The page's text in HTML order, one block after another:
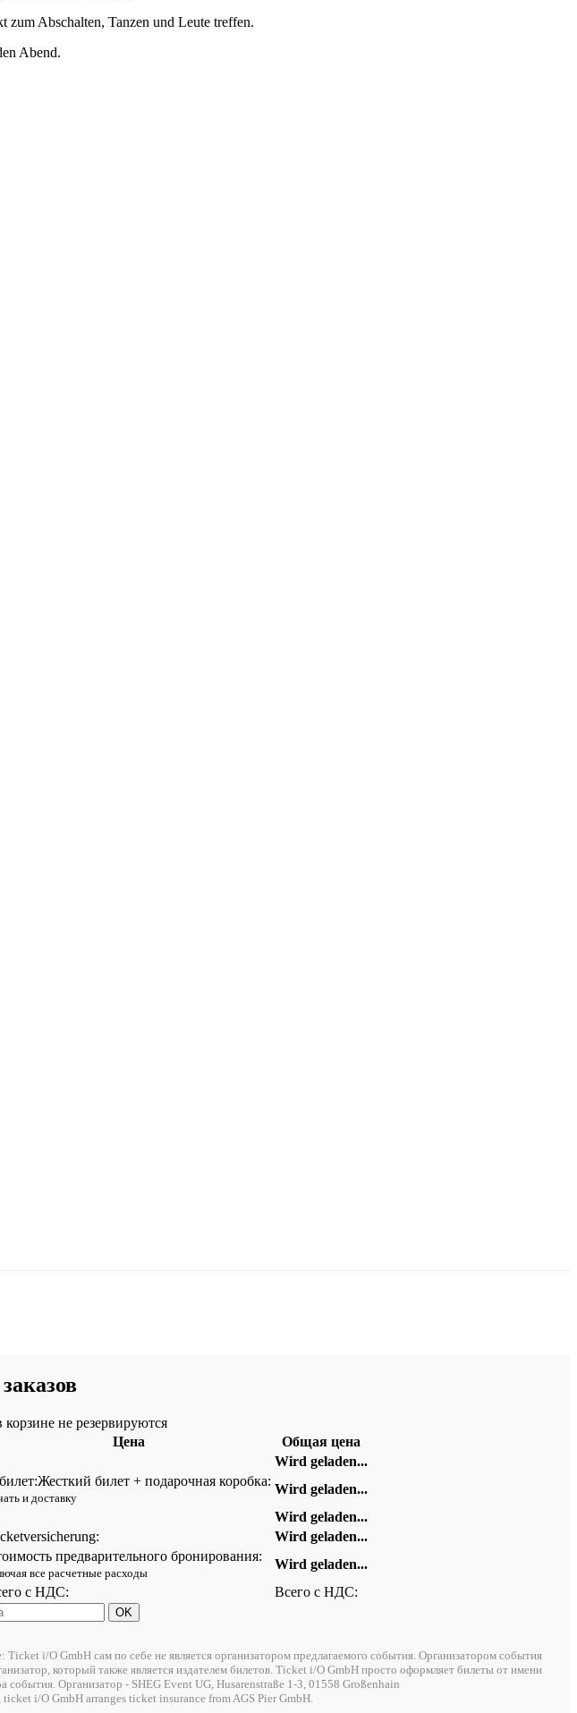
zum Abschalten, Tanzen und Leute treffen.
Abend.
не резервируются
Цена
Общая цена
Wird geladen...
Жесткий билет + подарочная коробка:
и доставку
Wird geladen...
Wird geladen...
Wird geladen...
предварительного бронирования:
все расчетные расходы
Wird geladen...
с НДС:
Всего с НДС:
Ticket i/O GmbH сам по себе не является организатором предлагаемого события. Организатором события
который также является издателем билетов. Ticket i/O GmbH просто оформляет билеты от имени
события. Организатор - SHEG Event UG, Husarenstraße 1-3, 01558 Großenhain
ticket i/O GmbH arranges ticket insurance from AGS Pier GmbH.